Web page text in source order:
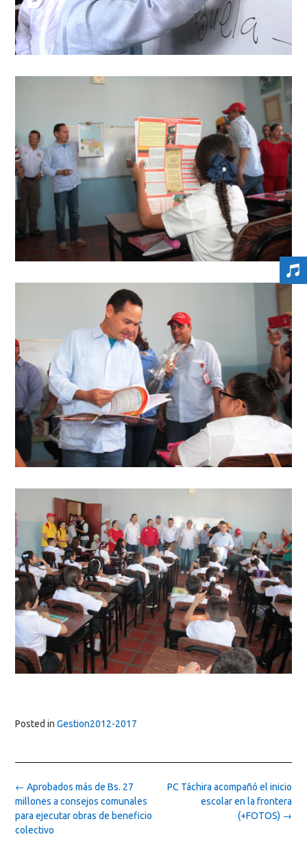
Posted in Gestion2012-2017
Post
navigation
PC Táchira acompañó el inicio
escolar en la frontera
(+FOTOS) →
← Aprobados más de Bs. 27
millones a consejos comunales
para ejecutar obras de beneficio
colectivo